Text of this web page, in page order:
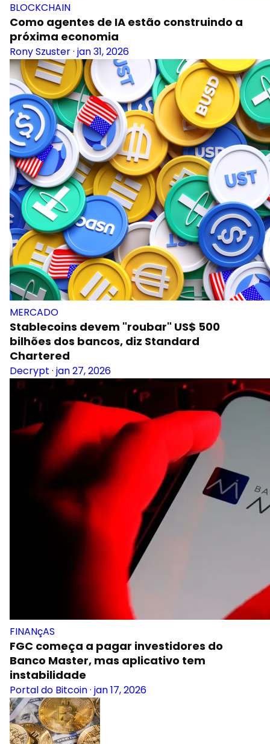
BLOCKCHAIN
Como agentes de IA estão construindo a
próxima economia
Rony Szuster· jan 31, 2026
MERCADO
Stablecoins devem "roubar" US$ 500
bilhões dos bancos, diz Standard
Chartered
Decrypt · jan 27, 2026
FINANçAS
FGC começa a pagar investidores do
Banco Master, mas aplicativo tem
instabilidade
Portal do Bitcoin· jan 17, 2026